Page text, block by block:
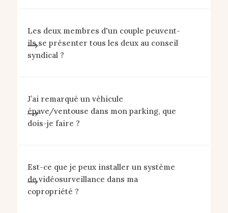
Les deux membres d'un couple peuvent-
ils se présenter tous les deux au conseil
syndical ?
J’ai remarqué un véhicule
épave/ventouse dans mon parking, que
dois-je faire ?
Est-ce que je peux installer un système
de vidéosurveillance dans ma
copropriété ?